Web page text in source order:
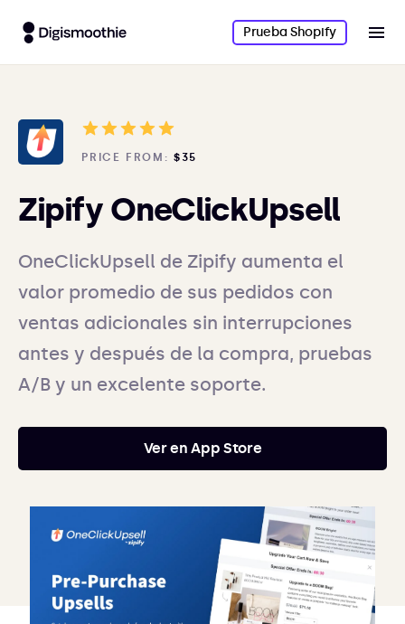
Prueba Shopify
PRICE FROM: $35
Zipify OneClickUpsell
OneClickUpsell de Zipify aumenta el
valor promedio de sus pedidos con
ventas adicionales sin interrupciones
antes y después de la compra, pruebas
A/B y un excelente soporte.
Ver en App Store